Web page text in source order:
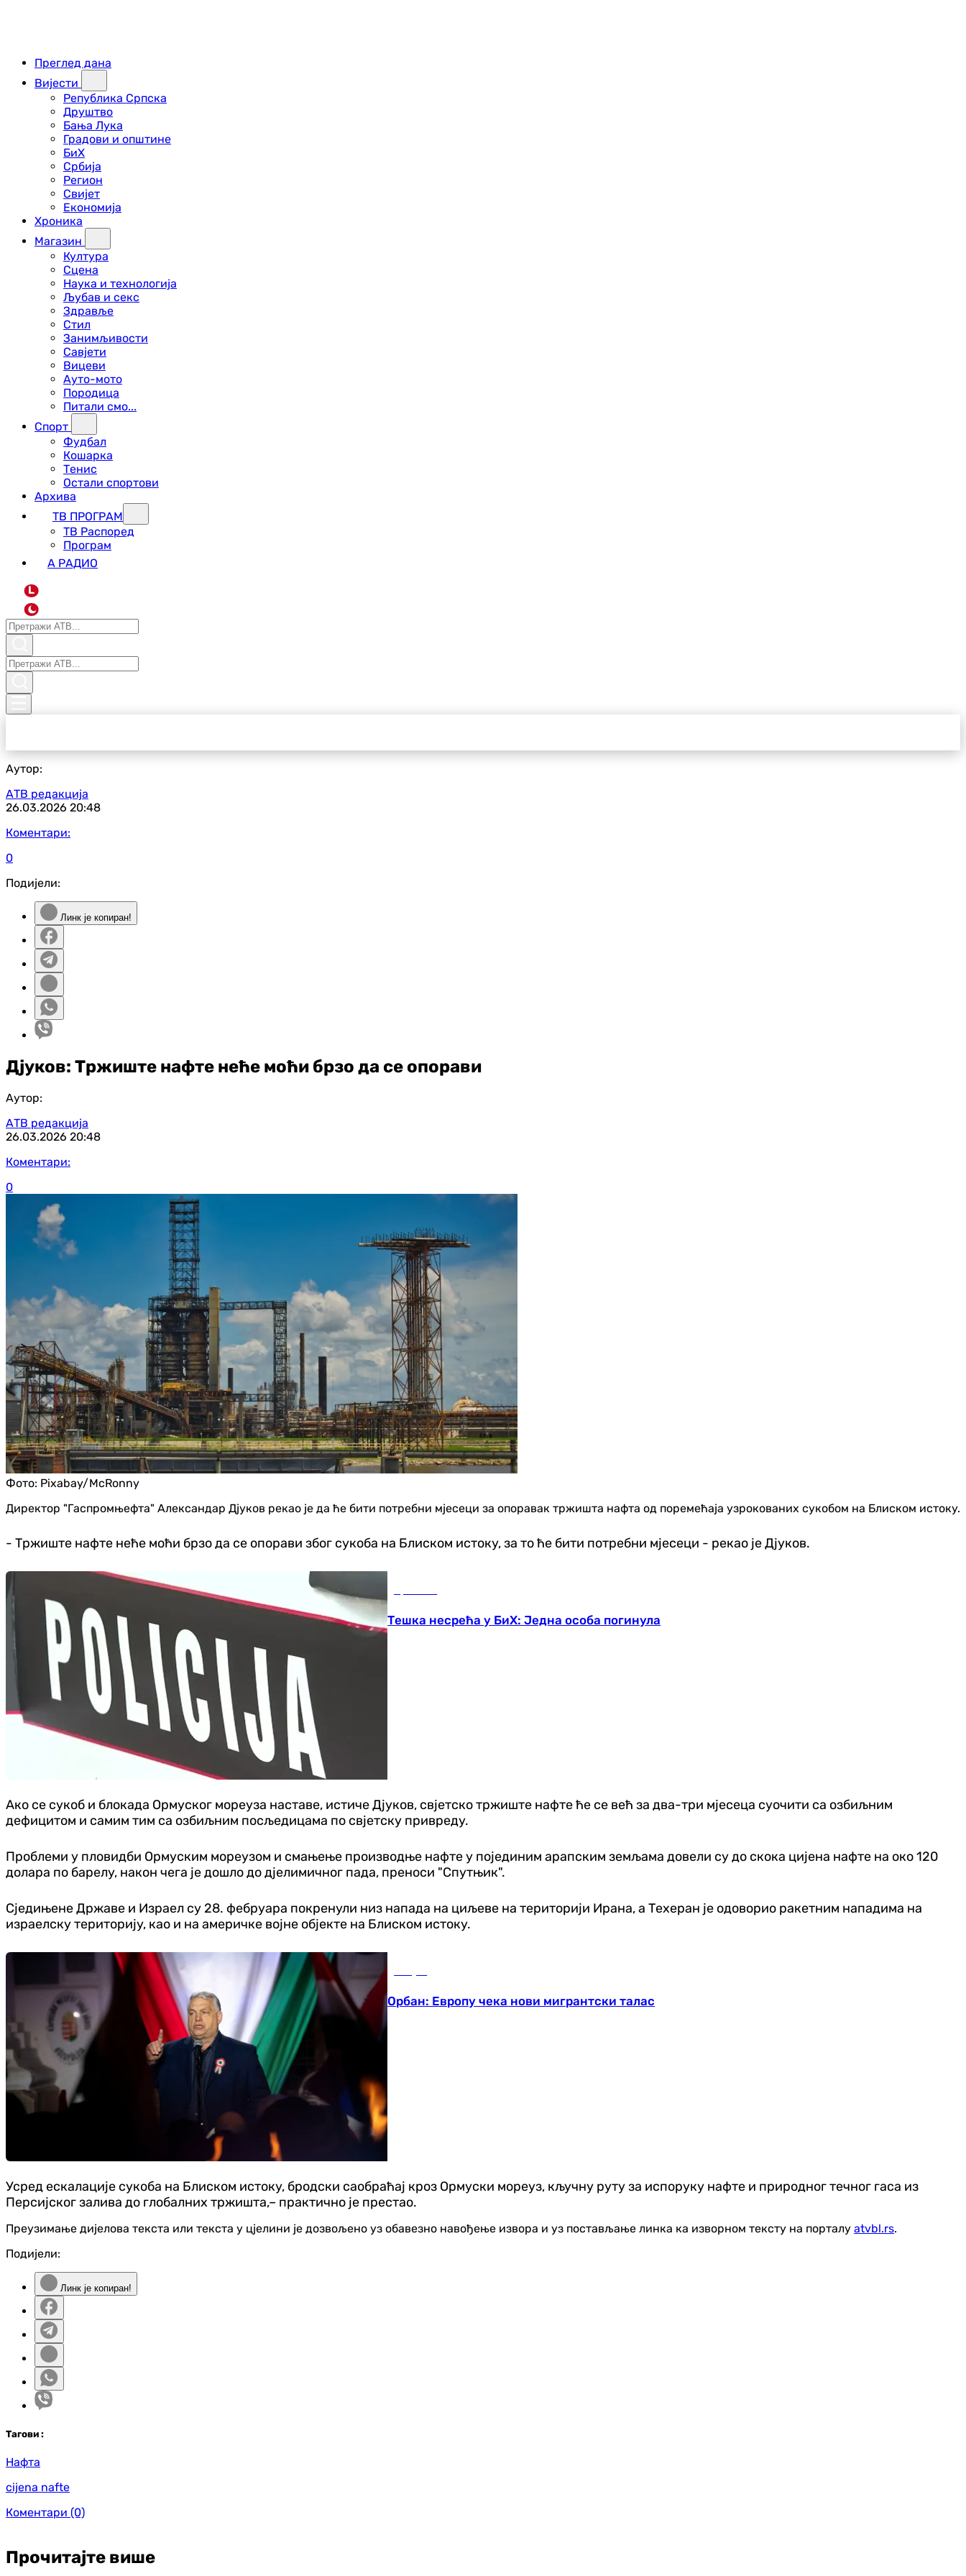
Преглед дана
Вијести
Република Српска
Друштво
Бања Лука
Градови и општине
БиХ
Србија
Регион
Свијет
Економија
Хроника
Магазин
Култура
Сцена
Наука и технологија
Љубав и секс
Здравље
Стил
Занимљивости
Савјети
Вицеви
Ауто-мото
Породица
Питали смо...
Спорт
Фудбал
Кошарка
Тенис
Остали спортови
Архива
ТВ ПРОГРАМ
ТВ Распоред
Програм
А РАДИО
L
Аутор:
АТВ редакција
26.03.2026 20:48
Коментари:
0
Подијели:
Линк је копиран!
Дјуков: Tржиште нафте неће моћи брзо да се опорави
Аутор:
АТВ редакција
26.03.2026 20:48
Коментари:
0
Фото: Pixabay/McRonny
Директор "Гаспромњефта" Александар Дјуков рекао је да ће бити потребни мјесеци за опоравак тржишта нафта од поремећаја узрокованих сукобом на Блиском истоку.
- Тржиште нафте неће моћи брзо да се опорави због сукоба на Блиском истоку, за то ће бити потребни мјесеци - рекао је Дјуков.
Тешка несрећа у БиХ: Једна особа погинула
Ако се сукоб и блокада Ормуског мореуза наставе, истиче Дјуков, свјетско тржиште нафте ће се већ за два-три мјесеца суочити са озбиљним
дефицитом и самим тим са озбиљним посљедицама по свјетску привреду.
Проблеми у пловидби Ормуским мореузом и смањење производње нафте у појединим арапским земљама довели су до скока цијена нафте на око 120
долара по барелу, након чега је дошло до дјелимичног пада, преноси "Спутњик".
Сједињене Државе и Израел су 28. фебруара покренули низ напада на циљеве на територији Ирана, а Техеран је одоворио ракетним нападима на
израелску територију, као и на америчке војне објекте на Блиском истоку.
Орбан: Европу чека нови мигрантски талас
Усред ескалације сукоба на Блиском истоку, бродски саобраћај кроз Ормуски мореуз, кључну руту за испоруку нафте и природног течног гаса из
Персијског залива до глобалних тржишта,– практично је престао.
Преузимање дијелова текста или текста у цјелини је дозвољено уз обавезно навођење извора и уз постављање линка ка изворном тексту на порталу atvbl.rs.
Подијели:
Линк је копиран!
Тагови :
Нафта
cijena nafte
Коментари (0)
Прочитајте више